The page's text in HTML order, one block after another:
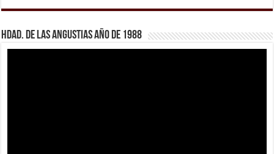
Hdad. de Las Angustias año de 1988